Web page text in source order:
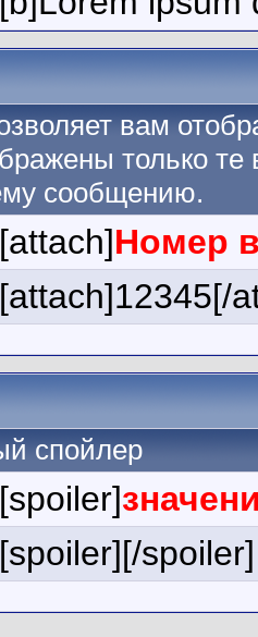
вам
только
сообщению.
[attach]Номер
[attach]12345[/
спойлер
[spoiler]
[spoiler][/spoiler]